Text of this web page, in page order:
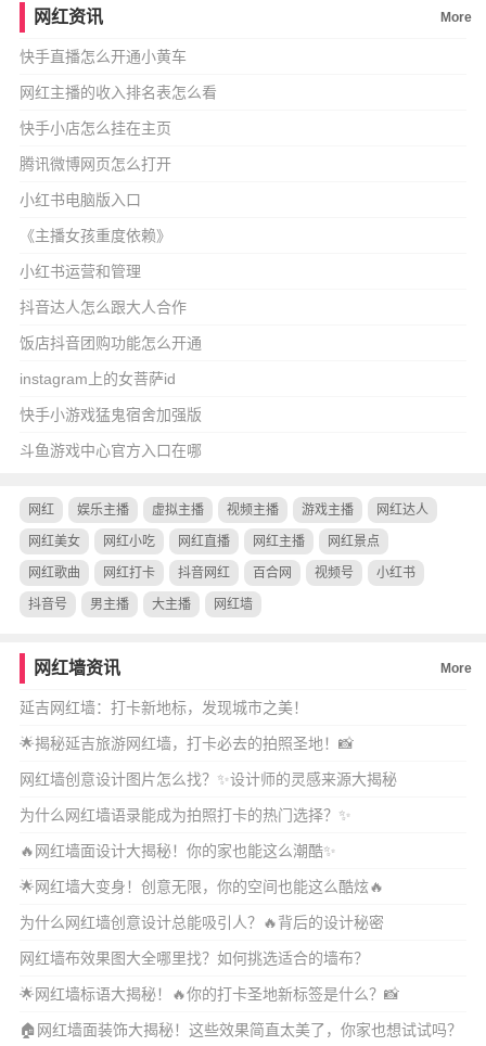
网红资讯 More
快手直播怎么开通小黄车
网红主播的收入排名表怎么看
快手小店怎么挂在主页
腾讯微博网页怎么打开
小红书电脑版入口
《主播女孩重度依赖》
小红书运营和管理
抖音达人怎么跟大人合作
饭店抖音团购功能怎么开通
instagram上的女菩萨id
快手小游戏猛鬼宿舍加强版
斗鱼游戏中心官方入口在哪
网红 娱乐主播 虚拟主播 视频主播 游戏主播 网红达人
网红美女 网红小吃 网红直播 网红主播 网红景点
网红歌曲 网红打卡 抖音网红 百合网 视频号 小红书
抖音号 男主播 大主播 网红墙
网红墙资讯 More
延吉网红墙：打卡新地标，发现城市之美！
🌟揭秘延吉旅游网红墙，打卡必去的拍照圣地！📸
网红墙创意设计图片怎么找？✨设计师的灵感来源大揭秘
为什么网红墙语录能成为拍照打卡的热门选择？✨
🔥网红墙面设计大揭秘！你的家也能这么潮酷✨
🌟网红墙大变身！创意无限，你的空间也能这么酷炫🔥
为什么网红墙创意设计总能吸引人？🔥背后的设计秘密
网红墙布效果图大全哪里找？如何挑选适合的墙布？
🌟网红墙标语大揭秘！🔥你的打卡圣地新标签是什么？📸
🏠网红墙面装饰大揭秘！这些效果简直太美了，你家也想试试吗？